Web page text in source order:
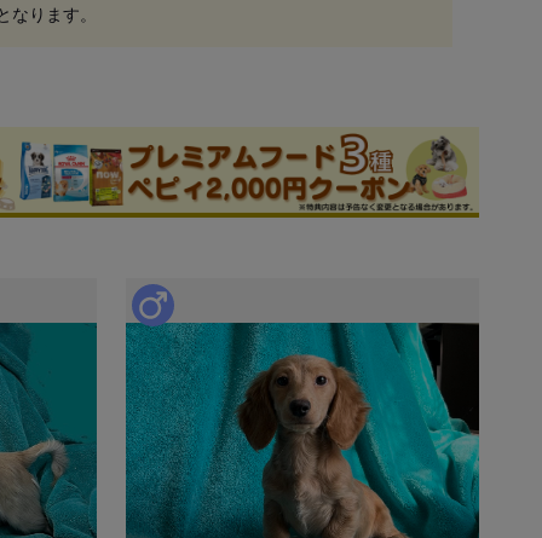
ります。
込 / お問い合わせ（無料）
ーダー
このブリーダーの詳細